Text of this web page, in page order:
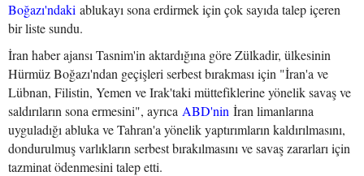
Boğazı'ndaki ablukayı sona erdirmek için çok sayıda talep içeren
bir liste sundu.
İran haber ajansı Tasnim'in aktardığına göre Zülkadir, ülkesinin
Hürmüz Boğazı'ndan geçişleri serbest bırakması için "İran'a ve
Lübnan, Filistin, Yemen ve Irak'taki müttefiklerine yönelik savaş ve
saldırıların sona ermesini", ayrıca ABD'nin İran limanlarına
uyguladığı abluka ve Tahran'a yönelik yaptırımların kaldırılmasını,
dondurulmuş varlıkların serbest bırakılmasını ve savaş zararları için
tazminat ödenmesini talep etti.